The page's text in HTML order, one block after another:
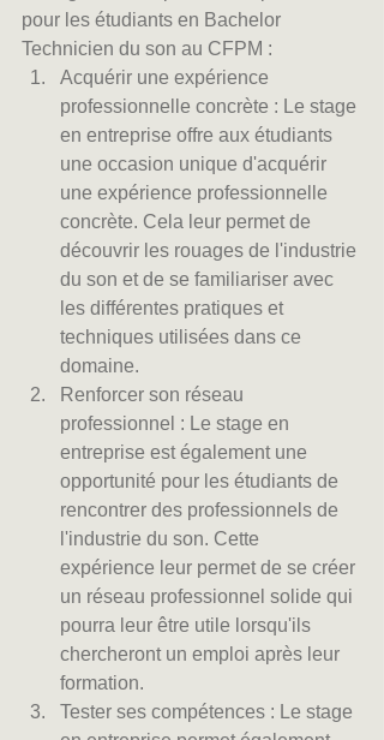
pour les étudiants en Bachelor
Technicien du son au CFPM :
Acquérir une expérience
professionnelle concrète : Le stage
en entreprise offre aux étudiants
une occasion unique d'acquérir
une expérience professionnelle
concrète. Cela leur permet de
découvrir les rouages de l'industrie
du son et de se familiariser avec
les différentes pratiques et
techniques utilisées dans ce
domaine.
Renforcer son réseau
professionnel : Le stage en
entreprise est également une
opportunité pour les étudiants de
rencontrer des professionnels de
l'industrie du son. Cette
expérience leur permet de se créer
un réseau professionnel solide qui
pourra leur être utile lorsqu'ils
chercheront un emploi après leur
formation.
Tester ses compétences : Le stage